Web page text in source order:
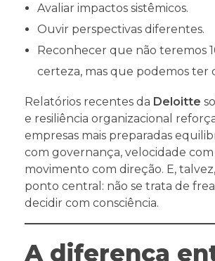
Avaliar impactos sistêmicos.
Ouvir perspectivas diferentes.
Reconhecer que não teremos
certeza, mas que podemos ter
Relatórios recentes da Deloitte
e resiliência organizacional
empresas mais preparadas
com governança, velocidade
movimento com direção. E, talvez,
ponto central: não se trata de
decidir com consciência.
A diferença